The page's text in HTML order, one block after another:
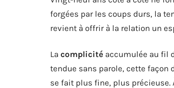
forgées par les coups durs, la
revient à offrir à la relation un
La complicité accumulée au fil
tendue sans parole, cette façon
se fait plus fine, plus précieuse.